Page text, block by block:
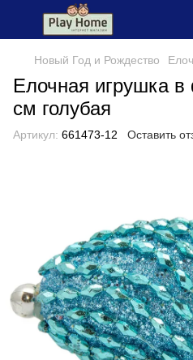
Новый Год и Рождество
Елочная игрушка
см голубая
Артикул: 661473-12 Оставить